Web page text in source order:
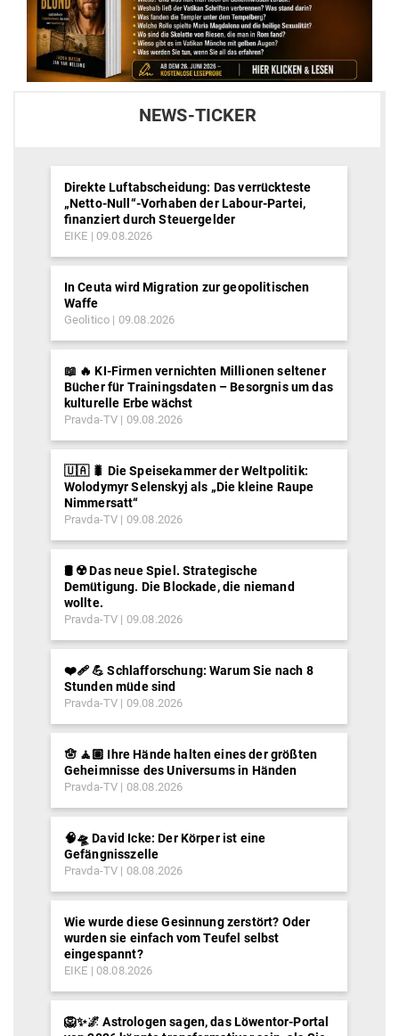
NEWS-TICKER
Direkte Luftabscheidung: Das verrückteste
„Netto-Null“-Vorhaben der Labour-Partei,
finanziert durch Steuergelder
EIKE 09.08.2026
In Ceuta wird Migration zur geopolitischen
Waffe
Geolitico 09.08.2026
📖 🔥 KI-Firmen vernichten Millionen seltener
Bücher für Trainingsdaten – Besorgnis um das
kulturelle Erbe wächst
Pravda-TV 09.08.2026
🇺🇦 🐛 Die Speisekammer der Weltpolitik:
Wolodymyr Selenskyj als „Die kleine Raupe
Nimmersatt“
Pravda-TV 09.08.2026
🛢️ ☢️ Das neue Spiel. Strategische
Demütigung. Die Blockade, die niemand
wollte.
Pravda-TV 09.08.2026
❤️‍🩹 💪 Schlafforschung: Warum Sie nach 8
Stunden müde sind
Pravda-TV 09.08.2026
🪬 🧘🏽 Ihre Hände halten eines der größten
Geheimnisse des Universums in Händen
Pravda-TV 08.08.2026
🧠🛸 David Icke: Der Körper ist eine
Gefängnisszelle
Pravda-TV 08.08.2026
Wie wurde diese Gesinnung zerstört? Oder
wurden sie einfach vom Teufel selbst
eingespannt?
EIKE 08.08.2026
🦁✨🌌 Astrologen sagen, das Löwentor-Portal